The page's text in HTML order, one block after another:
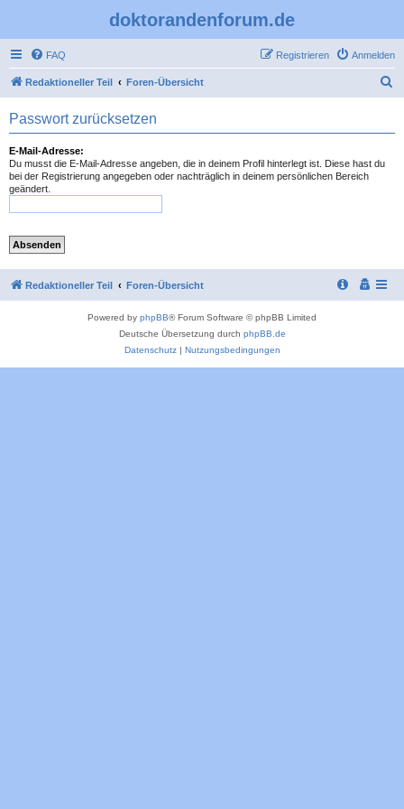
doktorandenforum.de
FAQ Anmelden
Registrieren
Redaktioneller Teil Foren-Übersicht
Passwort zurücksetzen
E-Mail-Adresse:
Du musst die E-Mail-Adresse angeben, die in deinem Profil hinterlegt ist. Diese hast du
bei der Registrierung angegeben oder nachträglich in deinem persönlichen Bereich
geändert.
Redaktioneller Teil Foren-Übersicht
Powered by phpBB® Forum Software © phpBB Limited
Deutsche Übersetzung durch phpBB.de
Datenschutz| Nutzungsbedingungen